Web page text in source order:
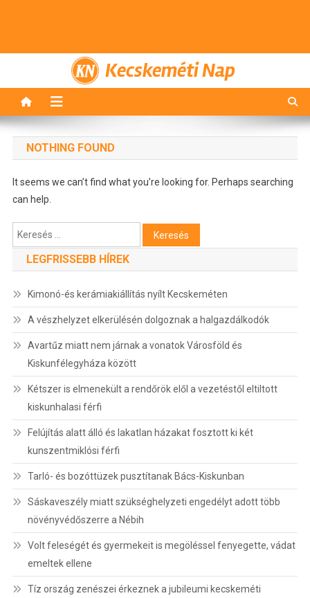
Kecskeméti Nap
NOTHING FOUND
It seems we can’t find what you’re looking for. Perhaps searching
can help.
Keresés:
LEGFRISSEBB HÍREK
Kimonó-és kerámiakiállítás nyílt Kecskeméten
A vészhelyzet elkerülésén dolgoznak a halgazdálkodók
Avartűz miatt nem járnak a vonatok Városföld és
Kiskunfélegyháza között
Kétszer is elmenekült a rendőrök elől a vezetéstől eltiltott
kiskunhalasi férfi
Felújítás alatt álló és lakatlan házakat fosztott ki két
kunszentmiklósi férfi
Tarló- és bozóttüzek pusztítanak Bács-Kiskunban
Sáskaveszély miatt szükséghelyzeti engedélyt adott több
növényvédőszerre a Nébih
Volt feleségét és gyermekeit is megöléssel fenyegette, vádat
emeltek ellene
Tíz ország zenészei érkeznek a jubileumi kecskeméti